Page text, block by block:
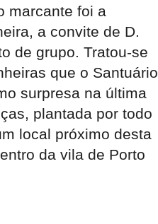
marcante foi a
a convite de D.
de grupo. Tratou-se
que o Santuário
surpresa na última
plantada por todo
local próximo desta
da vila de Porto